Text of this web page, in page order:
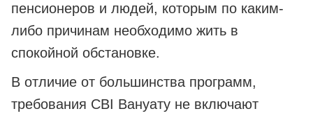
пенсионеров и людей, которым по каким-
либо причинам необходимо жить в
спокойной обстановке.
В отличие от большинства программ,
требования CBI Вануату не включают